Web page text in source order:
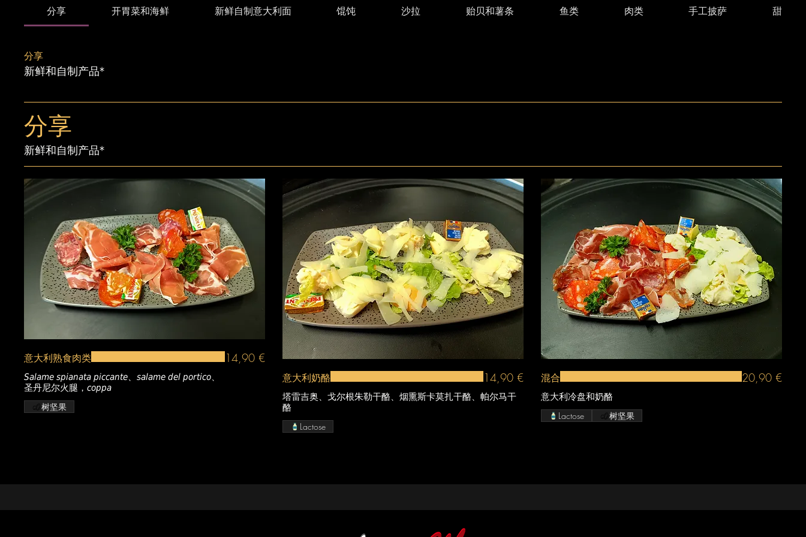
分享 开胃菜和海鲜 新鲜自制意大利面 馄饨 沙拉 贻贝和薯条 鱼类 肉类 手工披萨 甜点
分享
新鲜和自制产品*
分享
新鲜和自制产品*
意大利熟食肉类
Salame spianata piccante、salame del portico、
圣丹尼尔火腿，coppa
14,90 €
树坚果
意大利奶酪
塔雷吉奥、戈尔根朱勒干酪、烟熏斯卡莫扎干酪、帕尔马干
酪
14,90 €
Lactose
混合
意大利冷盘和奶酪
20,90 €
Lactose 树坚果